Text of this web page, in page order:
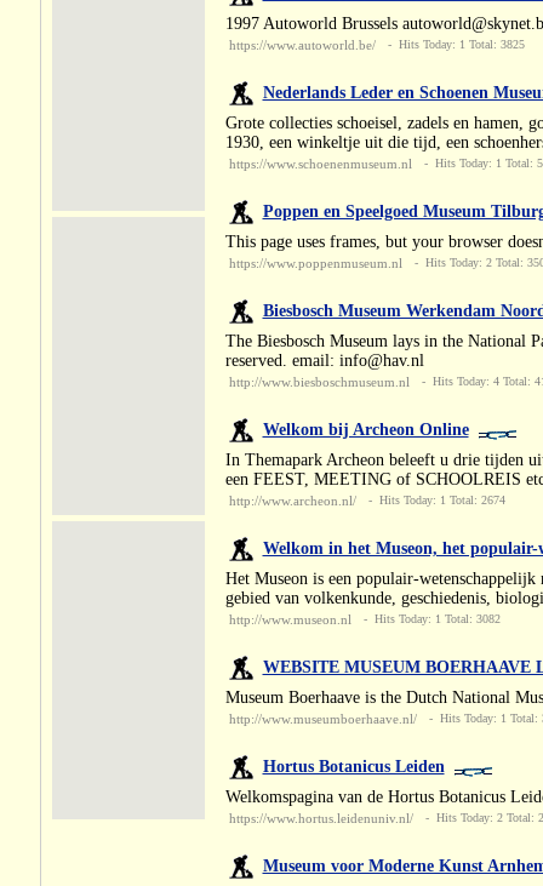
1997 Autoworld Brussels
https://www.autoworld.be/ - Hits Today: 1 Total: 3825
Nederlands Leder en Schoenen
Grote collecties schoeisel, zadels en hamen,
1930, een winkeltje uit die tijd, een
https://www.schoenenmuseum.nl - Hits Today: 1 Total:
Poppen en Speelgoed Museum
This page uses frames, but your browser
https://www.poppenmuseum.nl - Hits Today: 2 Total:
Biesbosch Museum Werkendam
The Biesbosch Museum lays in the National
reserved. email: info@hav.nl
http://www.biesboschmuseum.nl - Hits Today: 4 Total:
Welkom bij Archeon Online
In Themapark Archeon beleeft u drie tijden
een FEEST, MEETING of SCHOOLREIS
http://www.archeon.nl/ - Hits Today: 1 Total: 2674
Welkom in het Museon, het
Het Museon is een populair-
gebied van volkenkunde, geschiedenis,
http://www.museon.nl - Hits Today: 1 Total: 3082
WEBSITE MUSEUM BOERHAAVE
Museum Boerhaave is the Dutch National
http://www.museumboerhaave.nl/ - Hits Today: 1 Total:
Hortus Botanicus Leiden
Welkomspagina van de Hortus Botanicus
https://www.hortus.leidenuniv.nl/ - Hits Today: 2 Total:
Museum voor Moderne Kunst